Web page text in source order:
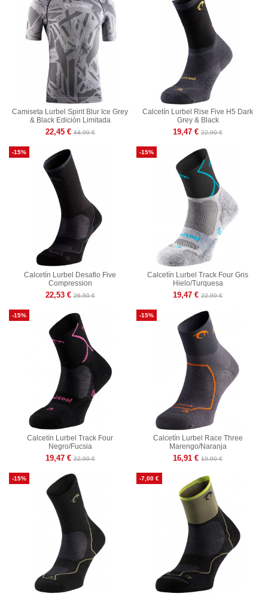
Camiseta Lurbel Spirit Blur Ice Grey
& Black Edición Limitada
22,45 € 44,90 €
Calcetín Lurbel Rise Five H5 Dark
Grey & Black
19,47 € 22,90 €
-15%
Calcetín Lurbel Desafio Five
Compression
22,53 € 26,50 €
-15%
Calcetín Lurbel Track Four Gris
Hielo/Turquesa
19,47 € 22,90 €
-15%
Calcetín Lurbel Track Four
Negro/Fucsia
19,47 € 22,90 €
-15%
Calcetín Lurbel Race Three
Marengo/Naranja
16,91 € 19,90 €
-15% -7,00 €